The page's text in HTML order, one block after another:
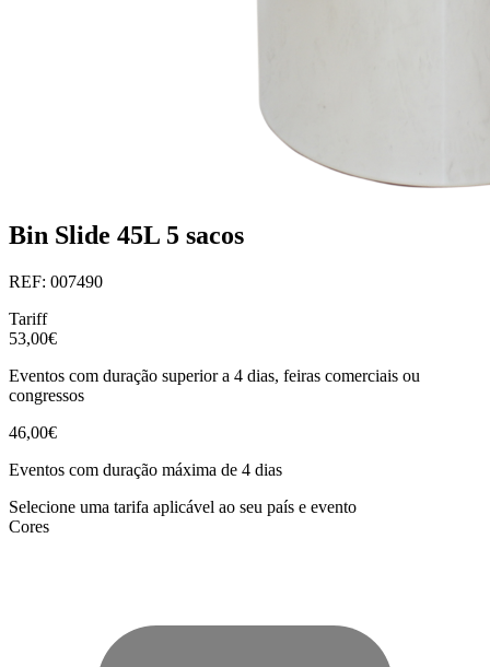
Bin Slide 45L 5 sacos
REF: 007490
Tariff
53,00€
Eventos com duração superior a 4 dias, feiras comerciais ou
congressos
46,00€
Eventos com duração máxima de 4 dias
Selecione uma tarifa aplicável ao seu país e evento
Cores